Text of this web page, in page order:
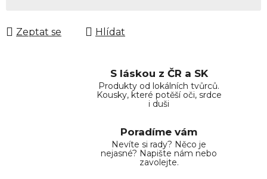
Zeptat se Hlídat
S láskou z ČR a SK
Produkty od lokálních tvůrců.
Kousky, které potěší oči, srdce
i duši
Poradíme vám
Nevíte si rady? Něco je
nejasné? Napište nám nebo
zavolejte.